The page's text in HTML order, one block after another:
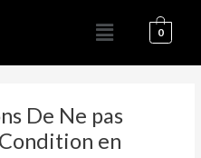
Menú 0
De Ne pas
en